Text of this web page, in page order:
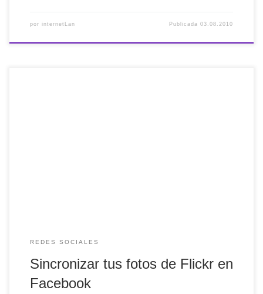
por internetLan Publicada03.08.2010
REDES SOCIALES
Sincronizar tus fotos de Flickr en
Facebook